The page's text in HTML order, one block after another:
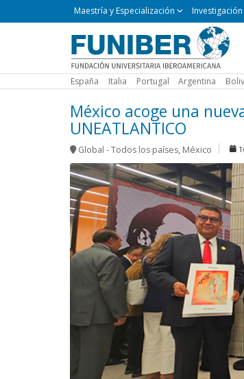
Maestría
Maestría y Especialización Investigación
España Italia Portugal Argentina
México acoge una
UNEATLANTICO
Global - Todos los países, México